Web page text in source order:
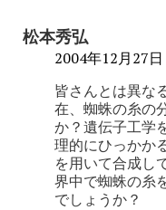
松本秀弘
2004年12月27
皆さんとは異な
在、蜘蛛の糸の
か？遺伝子工学
理的にひっかか
を用いて合成し
界中で蜘蛛の糸
でしょうか？